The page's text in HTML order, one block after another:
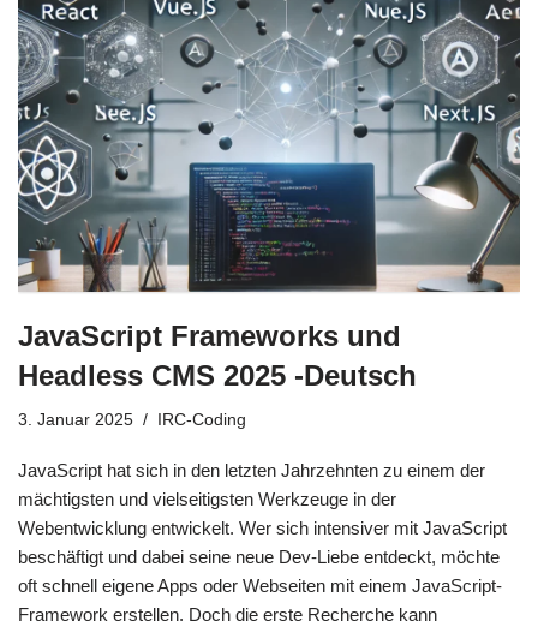
JavaScript Frameworks und
Headless CMS 2025 -Deutsch
3. Januar 2025 IRC-Coding
JavaScript hat sich in den letzten Jahrzehnten zu einem der
mächtigsten und vielseitigsten Werkzeuge in der
Webentwicklung entwickelt. Wer sich intensiver mit JavaScript
beschäftigt und dabei seine neue Dev-Liebe entdeckt, möchte
oft schnell eigene Apps oder Webseiten mit einem JavaScript-
Framework erstellen. Doch die erste Recherche kann